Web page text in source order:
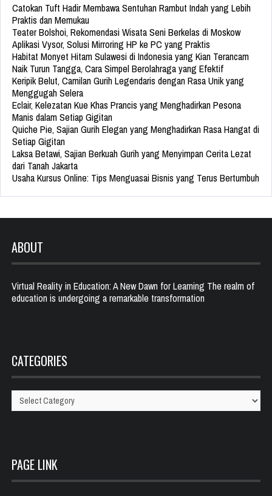
Catokan Tuft Hadir Membawa Sentuhan Rambut Indah yang Lebih
Praktis dan Memukau
Teater Bolshoi, Rekomendasi Wisata Seni Berkelas di Moskow
Aplikasi Vysor, Solusi Mirroring HP ke PC yang Praktis
Habitat Monyet Hitam Sulawesi di Indonesia yang Kian Terancam
Naik Turun Tangga, Cara Simpel Berolahraga yang Efektif
Keripik Belut, Camilan Gurih Legendaris dengan Rasa Unik yang
Menggugah Selera
Eclair, Kelezatan Kue Khas Prancis yang Menghadirkan Pesona
Manis dalam Setiap Gigitan
Quiche Pie, Sajian Gurih Elegan yang Menghadirkan Rasa Hangat di
Setiap Gigitan
Laksa Betawi, Sajian Berkuah Gurih yang Menyimpan Cerita Lezat
dari Tanah Jakarta
Usaha Kursus Online: Tips Menguasai Bisnis yang Terus Bertumbuh
ABOUT
Virtual Reality in Education: A New Dawn for Learning The realm of
education is undergoing a remarkable transformation
CATEGORIES
Categories
PAGE LINK